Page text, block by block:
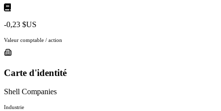
-0,23 $US
Valeur comptable / action
Carte d'identité
Shell Companies
Industrie